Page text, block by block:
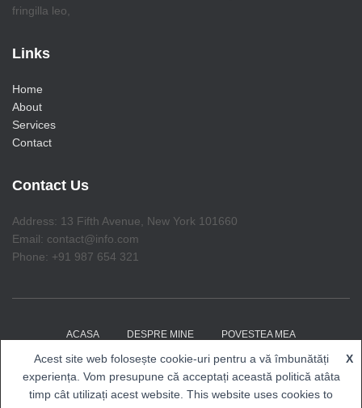
fringilla leo,
Links
Home
About
Services
Contact
Contact Us
Address: 13 Fifth Avenue, New York 101660
Email: contact@info.com
Phone: +91 987 654 321
ACASA DESPRE MINE POVESTEA MEA
COACHING CU RENALDO EVENIMENTE BLOG
Acest site web folosește cookie-uri pentru a vă îmbunătăți
experiența. Vom presupune că acceptați această politică atâta
timp cât utilizați acest website. This website uses cookies to
X